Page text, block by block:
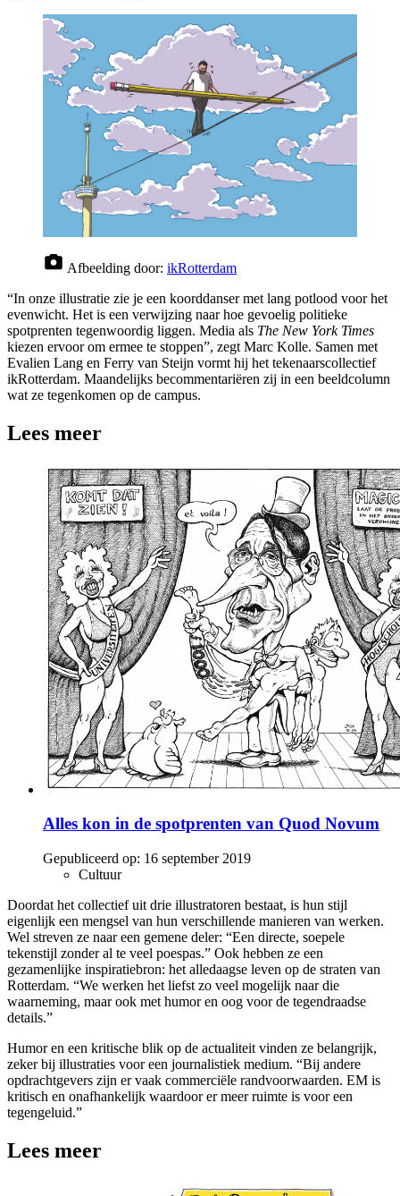
Afbeelding door: ikRotterdam
“In onze illustratie zie je een koorddanser met lang potlood voor het
evenwicht. Het is een verwijzing naar hoe gevoelig politieke
spotprenten tegenwoordig liggen. Media als The New York Times
kiezen ervoor om ermee te stoppen”, zegt Marc Kolle. Samen met
Evalien Lang en Ferry van Steijn vormt hij het tekenaarscollectief
ikRotterdam. Maandelijks becommentariëren zij in een beeldcolumn
wat ze tegenkomen op de campus.
Lees meer
Alles kon in de spotprenten van Quod Novum
Gepubliceerd op: 16 september 2019
Cultuur
Doordat het collectief uit drie illustratoren bestaat, is hun stijl
eigenlijk een mengsel van hun verschillende manieren van werken.
Wel streven ze naar een gemene deler: “Een directe, soepele
tekenstijl zonder al te veel poespas.” Ook hebben ze een
gezamenlijke inspiratiebron: het alledaagse leven op de straten van
Rotterdam. “We werken het liefst zo veel mogelijk naar die
waarneming, maar ook met humor en oog voor de tegendraadse
details.”
Humor en een kritische blik op de actualiteit vinden ze belangrijk,
zeker bij illustraties voor een journalistiek medium. “Bij andere
opdrachtgevers zijn er vaak commerciële randvoorwaarden. EM is
kritisch en onafhankelijk waardoor er meer ruimte is voor een
tegengeluid.”
Lees meer